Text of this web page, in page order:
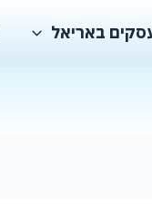
באריאל